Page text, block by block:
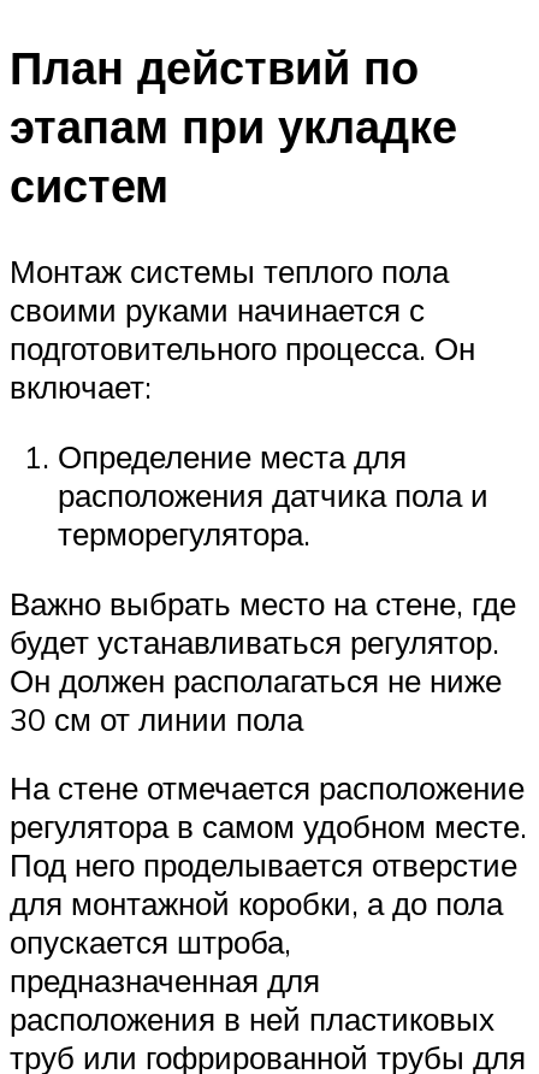
План действий по
этапам при укладке
систем
Монтаж системы теплого пола
своими руками начинается с
подготовительного процесса. Он
включает:
Определение места для
расположения датчика пола и
терморегулятора.
Важно выбрать место на стене, где
будет устанавливаться регулятор.
Он должен располагаться не ниже
30 см от линии пола
На стене отмечается расположение
регулятора в самом удобном месте.
Под него проделывается отверстие
для монтажной коробки, а до пола
опускается штроба,
предназначенная для
расположения в ней пластиковых
труб или гофрированной трубы для